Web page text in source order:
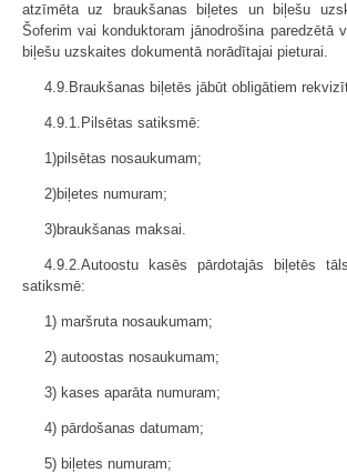
atzīmēta uz braukšanas biļetes un biļešu
Šoferim vai konduktoram jānodrošina paredzētā
biļešu uzskaites dokumentā norādītajai pieturai.
4.9.Braukšanas biļetēs jābūt obligātiem
4.9.1.Pilsētas satiksmē:
1)pilsētas nosaukumam;
2)biļetes numuram;
3)braukšanas maksai.
4.9.2.Autoostu kasēs pārdotajās biļetēs
satiksmē:
1) maršruta nosaukumam;
2) autoostas nosaukumam;
3) kases aparāta numuram;
4) pārdošanas datumam;
5) biļetes numuram;